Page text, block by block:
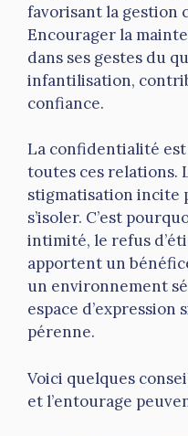
favorisant la gestion
Encourager la
dans ses gestes du
infantilisation,
confiance.
La confidentialité
toutes ces relations.
stigmatisation incite
s’isoler. C’est
intimité, le refus
apportent un
un environnement
espace
pérenne.
Voici quelques
et l’entourage